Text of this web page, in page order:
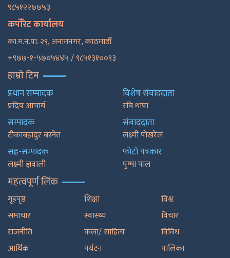
९८५१२२७७५३
कर्पोरेट कार्यालय
का.म.न.पा. २९, अनामनगर, काठमाडाैँ
+९७७-१-५७०५४४५ / ९८५१३१००९३
हाम्रो टिम
प्रधान सम्पादक
प्रदिप आचार्य
सम्पादक
टीकाबहादुर बस्नेत
सह-सम्पादक
लक्ष्मी ज्ञवाली
विशेष संवाददाता
रबि थापा
संवाददाता
लक्ष्मी पोखरेल
फाेटाे पत्रकार
पुष्षा पाल
महत्वपूर्ण लिंक
गृहपृष्ठ
समाचार
राजनीति
आर्थिक
शिक्षा
स्वास्थ्य
कला/ साहित्य
पर्यटन
विश्व
विचार
विविध
पालिका